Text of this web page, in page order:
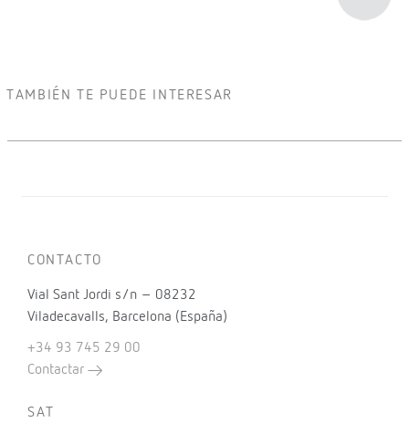
TAMBIÉN TE PUEDE INTERESAR
CONTACTO
Vial Sant Jordi s/n – 08232
Viladecavalls, Barcelona (España)
+34 93 745 29 00
Contactar
SAT